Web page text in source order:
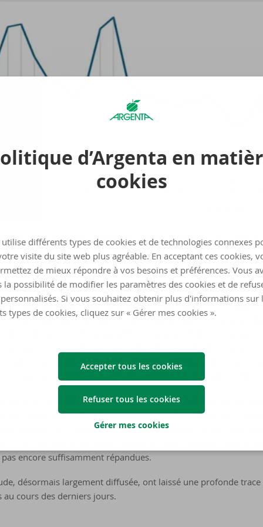
d’Argenta en
cookies
différents types de cookies et de technologies connexes
visite du site web plus agréable. En acceptant ces cookies,
de mieux répondre à vos besoins et préférences. Vous
la possibilité de modifier les paramètres des cookies et de
Si vous souhaitez obtenir plus d'informations sur
types de cookies, cliquez sur « Gérer mes cookies ».
Accepter tous les cookies
Refuser tous les cookies
Gérer mes cookies
lance ici un avertissement important. La fameuse « loi
àsurestimer les effets à court terme de la technologie et àsous-
à des bulles financières, tandis que la sous-estimation
qui ont pourtant déjà mobilisé 40 milliards de dollars
beaucoup moins que prévu. Une étude publiée récemment
utilisée pour des recherches, comme support de discussion ou
pas encore sa place dans les applications opérationnelles.
dans le fait qu’il faut tenir compte d’un contexte qui évolue
des applications d’IA n’arrive pas à suivre le rythme. Des
sont capables de décider de manière autonome,
encore suffisamment répandues.
désormais largement diffusée, ont laissé une profonde
cours des derniers jours.